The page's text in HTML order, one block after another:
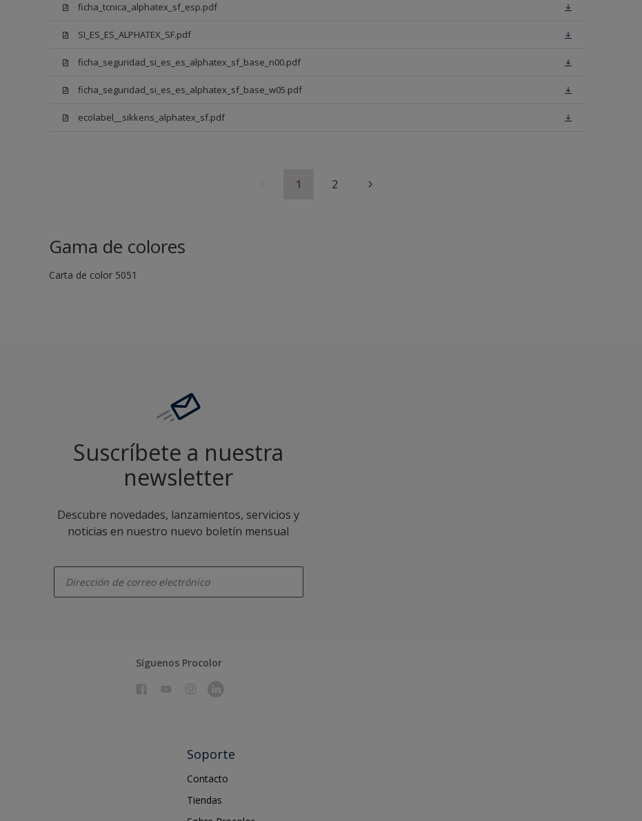
ficha_tcnica_alphatex_sf_esp.pdf
SI_ES_ES_ALPHATEX_SF.pdf
ficha_seguridad_si_es_es_alphatex_sf_base_n00.pdf
ficha_seguridad_si_es_es_alphatex_sf_base_w05.pdf
ecolabel__sikkens_alphatex_sf.pdf
1 2
Gama de colores
Carta de color 5051
Suscríbete a nuestra
newsletter
Descubre novedades, lanzamientos, servicios y
noticias en nuestro nuevo boletín mensual
Síguenos Procolor
Soporte
Contacto
Tiendas